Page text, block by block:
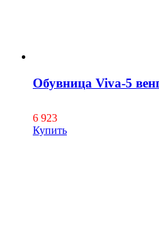
Обувница Viva-5
6 923
Купить